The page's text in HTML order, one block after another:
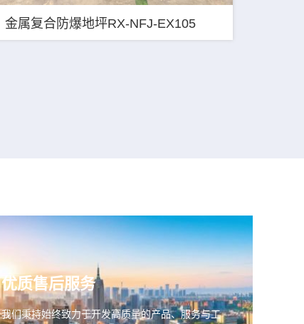
金属复合防爆地坪RX-NFJ-EX105
优质售后服务
我们秉持始终致力于开发高质量的产品、服务与工